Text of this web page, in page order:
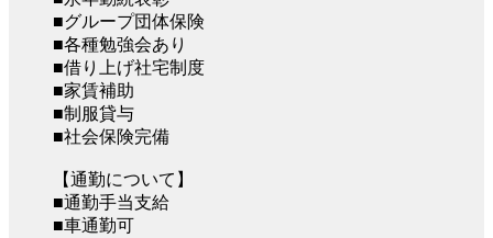
■グループ団体保険
■各種勉強会あり
■借り上げ社宅制度
■家賃補助
■制服貸与
■社会保険完備
【通勤について】
■通勤手当支給
■車通勤可